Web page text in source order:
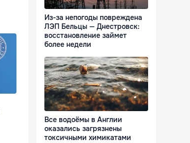
Из-за непогоды повреждена
ЛЭП Бельцы — Днестровск:
восстановление займет
более недели
Все водоёмы в Англии
оказались загрязнены
токсичными химикатами